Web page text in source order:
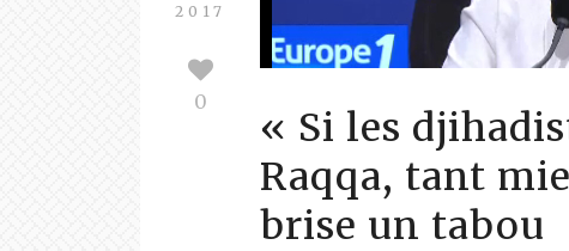
2017
0
« Si les
Raqqa, tant
brise un tabou